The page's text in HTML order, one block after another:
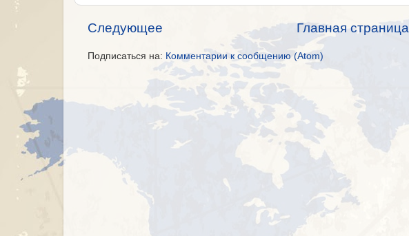
Следующее Главная страница
Подписаться на: Комментарии к сообщению (Atom)